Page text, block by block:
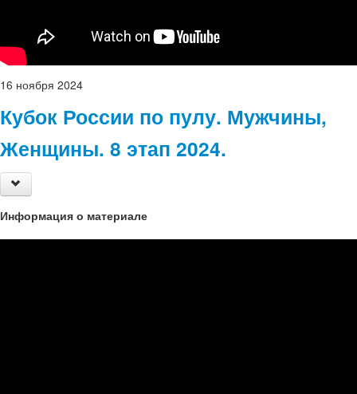
16 ноября 2024
Кубок России по пулу. Мужчины,
Женщины. 8 этап 2024.
Информация о материале